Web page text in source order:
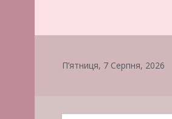
П’ятниця, 7 Серпня, 2026